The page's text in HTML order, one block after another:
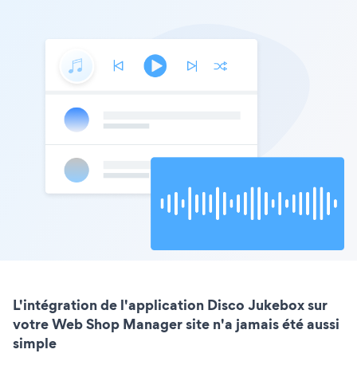
L'intégration de l'application Disco Jukebox sur
votre Web Shop Manager site n'a jamais été aussi
simple